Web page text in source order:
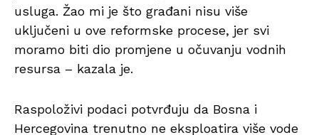
usluga. Žao mi je što građani nisu više
uključeni u ove reformske procese, jer svi
moramo biti dio promjene u očuvanju vodnih
resursa – kazala je.
Raspoloživi podaci potvrđuju da Bosna i
Hercegovina trenutno ne eksploatira više vode